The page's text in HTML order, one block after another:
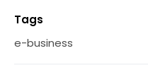
Tags
e-business